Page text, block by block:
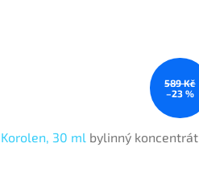
589 Kč
–23 %
Korolen, 30 ml bylinný koncentrát